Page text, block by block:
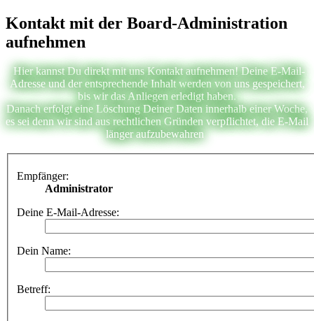
Kontakt mit der Board-Administration
aufnehmen
Hier kannst Du direkt mit uns Kontakt aufnehmen! Deine E-Mail-
Adresse und der entsprechende Inhalt werden von uns gespeichert,
bis wir das Anliegen erledigt haben.
Danach erfolgt eine Löschung Deiner Daten innerhalb einer Woche,
es sei denn wir sind aus rechtlichen Gründen verpflichtet, die E-Mail
länger aufzubewahren
Empfänger:
Administrator
Deine E-Mail-Adresse:
Dein Name:
Betreff: